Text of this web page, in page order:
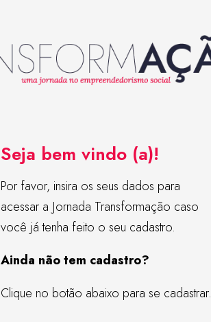
Seja bem vindo (a)!
Por favor, insira os seus dados para
acessar a Jornada Transformação caso
você já tenha feito o seu cadastro.
Ainda não tem cadastro?
Clique no botão abaixo para se cadastrar.